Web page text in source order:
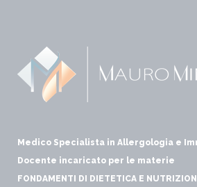
Medico Specialista in Allergologia e
Docente incaricato per le materie
FONDAMENTI DI DIETETICA E